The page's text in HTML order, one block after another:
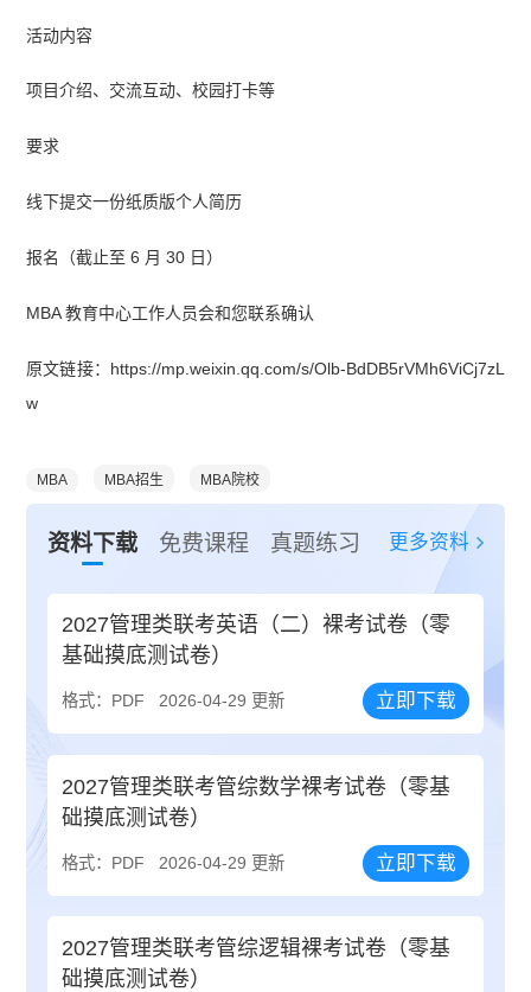
活动内容
项目介绍、交流互动、校园打卡等
要求
线下提交一份纸质版个人简历
报名（截止至 6 月 30 日）
MBA 教育中心工作人员会和您联系确认
原文链接：https://mp.weixin.qq.com/s/Olb-BdDB5rVMh6ViCj7zL
w
MBA MBA招生 MBA院校
资料下载 免费课程 真题练习 更多资料
2027管理类联考英语（二）裸考试卷（零
基础摸底测试卷）
格式：PDF 2026-04-29 更新 立即下载
2027管理类联考管综数学裸考试卷（零基
础摸底测试卷）
格式：PDF 2026-04-29 更新 立即下载
2027管理类联考管综逻辑裸考试卷（零基
础摸底测试卷）